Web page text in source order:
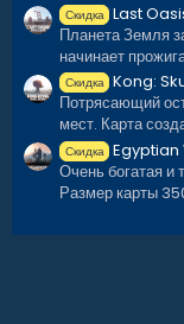
Скидка Last
Планета Земля
начинает
Скидка Kong:
Потрясающий
мест. Карта
Скидка
Очень богатая и
Размер карты